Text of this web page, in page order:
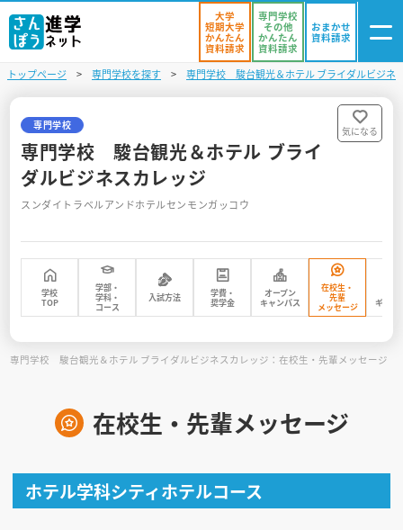
資料リスト
学校を探す
オープンキャンパスを探す
入試・受験入門
校内オンラインガイダンス
アンケートフォーム（学校用）
大学
短期大学
かんたん
資料請求
専門学校
その他
かんたん
資料請求
おまかせ
資料請求
トップページ 専門学校を探す 専門学校 駿台観光＆ホテル ブライダルビジネ
専門学校
専門学校 駿台観光＆ホテル ブライ
ダルビジネスカレッジ
スンダイトラベルアンドホテルセンモンガッコウ
気になる
学校
TOP
学部・
学科・
コース
入試方法
学費・
奨学金
オープン
キャンパス
在校生・
先輩
メッセージ
ギャラ
専門学校 駿台観光＆ホテル ブライダルビジネスカレッジ：在校生・先輩メッセージ
在校生・先輩メッセージ
ホテル学科シティホテルコース